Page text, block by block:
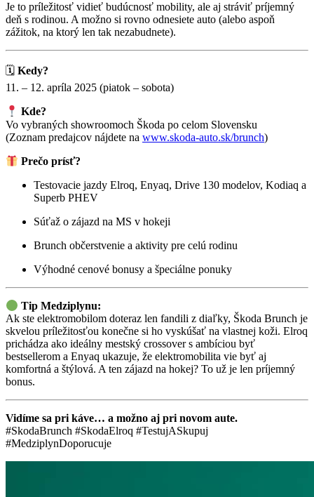
Je to príležitosť vidieť budúcnosť mobility, ale aj stráviť príjemný
deň s rodinou. A možno si rovno odnesiete auto (alebo aspoň
zážitok, na ktorý len tak nezabudnete).
🗓 Kedy?
11. – 12. apríla 2025 (piatok – sobota)
Kde?
Vo vybraných showroomoch Škoda po celom Slovensku
(Zoznam predajcov nájdete na www.skoda-auto.sk/brunch)
Prečo prísť?
Testovacie jazdy Elroq, Enyaq, Drive 130 modelov, Kodiaq a
Superb PHEV
Súťaž o zájazd na MS v hokeji
Brunch občerstvenie a aktivity pre celú rodinu
Výhodné cenové bonusy a špeciálne ponuky
Tip Medziplynu:
Ak ste elektromobilom doteraz len fandili z diaľky, Škoda Brunch je
skvelou príležitosťou konečne si ho vyskúšať na vlastnej koži. Elroq
prichádza ako ideálny mestský crossover s ambíciou byť
bestsellerom a Enyaq ukazuje, že elektromobilita vie byť aj
komfortná a štýlová. A ten zájazd na hokej? To už je len príjemný
bonus.
Vidíme sa pri káve… a možno aj pri novom aute.
#SkodaBrunch #SkodaElroq #TestujASkupuj
#MedziplynDoporucuje